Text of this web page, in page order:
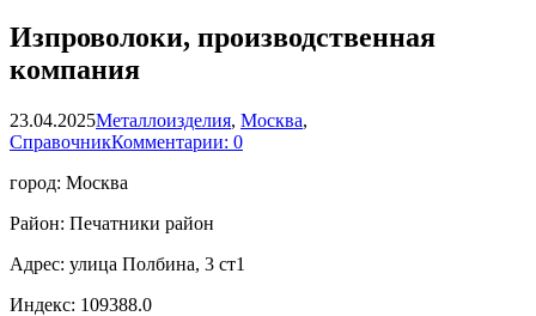
Изпроволоки, производственная
компания
23.04.2025Металлоизделия, Москва,
СправочникКомментарии: 0
город: Москва
Район: Печатники район
Адрес: улица Полбина, 3 ст1
Индекс: 109388.0